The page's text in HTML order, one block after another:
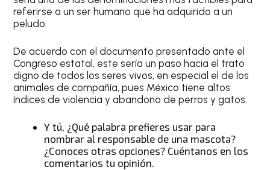
referirse a un ser humano que ha adquirido a un
peludo.
De acuerdo con el documento presentado ante el
Congreso estatal, este sería un paso hacia el trato
digno de todos los seres vivos, en especial el de los
animales de compañía, pues México tiene altos
índices de violencia y abandono de perros y gatos.
Y tú, ¿Qué palabra prefieres usar para
nombrar al responsable de una mascota?
¿Conoces otras opciones? Cuéntanos en los
comentarios tu opinión.